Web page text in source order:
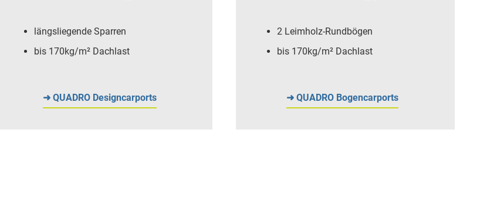
längsliegende Sparren
bis 170kg/m² Dachlast
➜ QUADRO Designcarports
2 Leimholz-Rundbögen
bis 170kg/m² Dachlast
➜ QUADRO Bogencarports